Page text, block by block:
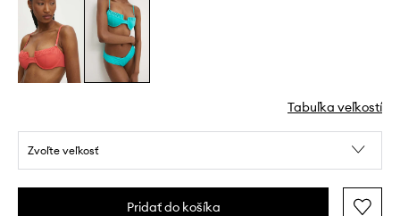
Tabuľka veľkostí
Zvoľte veľkosť
Pridať do košíka